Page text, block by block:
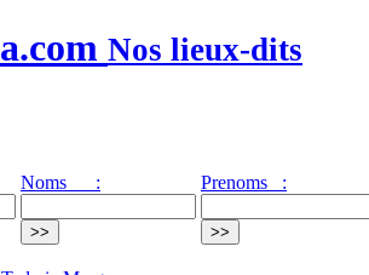
Nos lieux-dits
Noms : Prenoms :